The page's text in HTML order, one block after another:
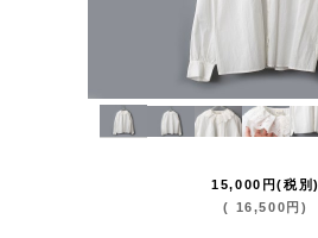
15,000 円(税別)
( 16,500 円 )